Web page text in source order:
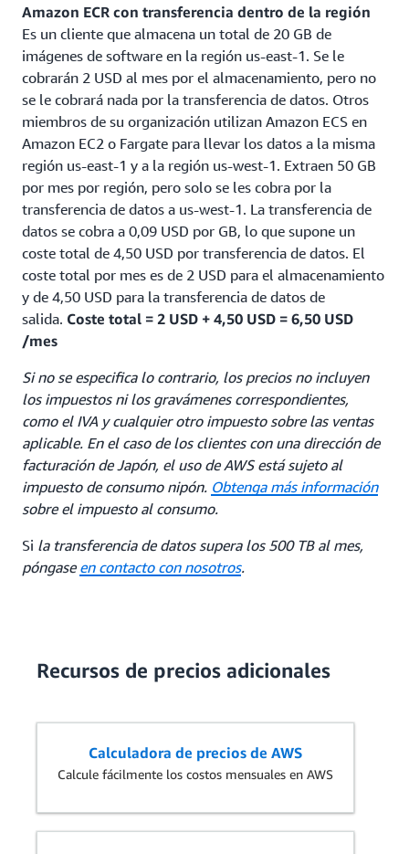
Amazon ECR con transferencia dentro de la región
Es un cliente que almacena un total de 20 GB de
imágenes de software en la región us-east-1. Se le
cobrarán 2 USD al mes por el almacenamiento, pero no
se le cobrará nada por la transferencia de datos. Otros
miembros de su organización utilizan Amazon ECS en
Amazon EC2 o Fargate para llevar los datos a la misma
región us-east-1 y a la región us-west-1. Extraen 50 GB
por mes por región, pero solo se les cobra por la
transferencia de datos a us-west-1. La transferencia de
datos se cobra a 0,09 USD por GB, lo que supone un
coste total de 4,50 USD por transferencia de datos. El
coste total por mes es de 2 USD para el almacenamiento
y de 4,50 USD para la transferencia de datos de
salida. Coste total = 2 USD + 4,50 USD = 6,50 USD
/mes
Si no se especifica lo contrario, los precios no incluyen
los impuestos ni los gravámenes correspondientes,
como el IVA y cualquier otro impuesto sobre las ventas
aplicable. En el caso de los clientes con una dirección de
facturación de Japón, el uso de AWS está sujeto al
impuesto de consumo nipón. Obtenga más información
sobre el impuesto al consumo.
Si la transferencia de datos supera los 500 TB al mes,
póngase en contacto con nosotros.
Recursos de precios adicionales
Calculadora de precios de AWS
Calcule fácilmente los costos mensuales en AWS